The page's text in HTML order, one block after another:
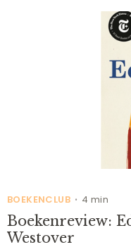
BOEKENCLUB • 4 min
Boekenreview:
Westover